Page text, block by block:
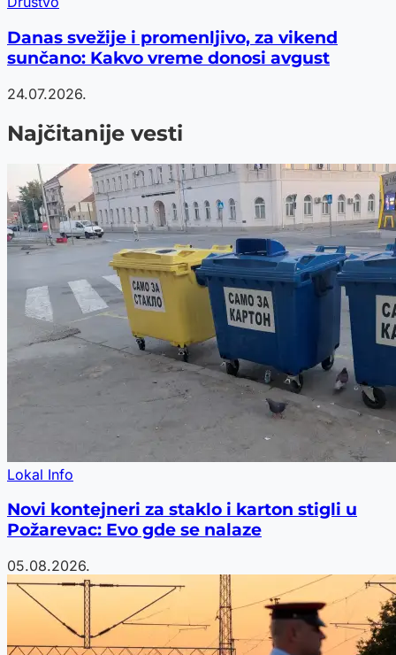
Danas svežije i promenljivo, za vikend
sunčano: Kakvo vreme donosi avgust
24.07.2026.
Najčitanije vesti
Lokal Info
Novi kontejneri za staklo i karton stigli u
Požarevac: Evo gde se nalaze
05.08.2026.